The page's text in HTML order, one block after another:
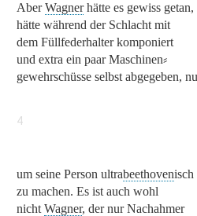
AberWagnerhätte es gewiss getan,
hätte während der Schlacht mit
dem Füllfederhalter komponiert
und extra ein paar Maschinen⸗
gewehrschüsse selbst abgegeben,
4
um seine Person ultrabeethovenisch
zu machen. Es ist auch wohl
nicht Wagner, der nur Nachahmer